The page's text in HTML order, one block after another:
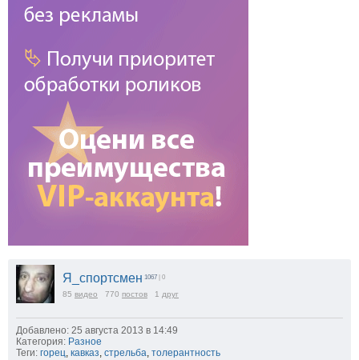
Я_спортсмен 1067 | 0
85 видео 770 постов 1 друг
Добавлено: 25 августа 2013 в 14:49
Категория: Разное
Теги: горец, кавказ, стрельба, толерантность